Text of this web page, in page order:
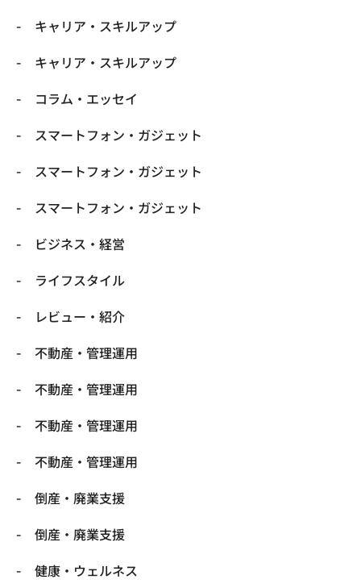
キャリア・スキルアップ
キャリア・スキルアップ
コラム・エッセイ
スマートフォン・ガジェット
スマートフォン・ガジェット
スマートフォン・ガジェット
ビジネス・経営
ライフスタイル
レビュー・紹介
不動産・管理運用
不動産・管理運用
不動産・管理運用
不動産・管理運用
倒産・廃業支援
倒産・廃業支援
健康・ウェルネス